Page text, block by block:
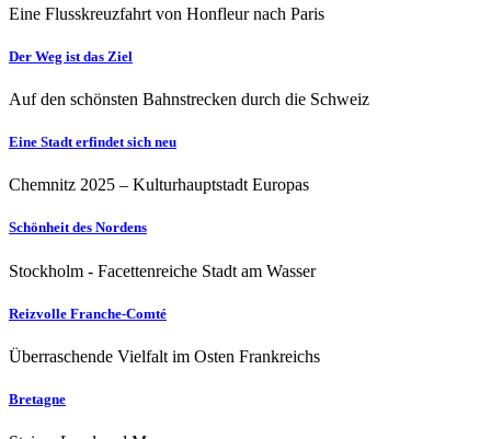
Eine Flusskreuzfahrt von Honfleur nach Paris
Der Weg ist das Ziel
Auf den schönsten Bahnstrecken durch die Schweiz
Eine Stadt erfindet sich neu
Chemnitz 2025 – Kulturhauptstadt Europas
Schönheit des Nordens
Stockholm - Facettenreiche Stadt am Wasser
Reizvolle Franche-Comté
Überraschende Vielfalt im Osten Frankreichs
Bretagne